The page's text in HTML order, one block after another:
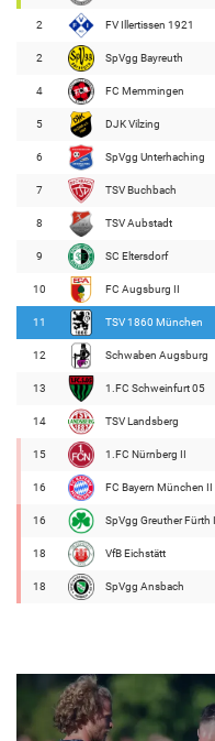
2 FV Illertissen 1921
2 SpVgg Bayreuth
4 FC Memmingen
5 DJK Vilzing
6 SpVgg Unterhaching
7 TSV Buchbach
8 TSV Aubstadt
9 SC Eltersdorf
10 FC Augsburg II
11 TSV 1860 München
12 Schwaben Augsburg
13 1.FC Schweinfurt 05
14 TSV Landsberg
15 1.FC Nürnberg II
16 FC Bayern München II
16 SpVgg Greuther Fürth II
18 VfB Eichstätt
18 SpVgg Ansbach